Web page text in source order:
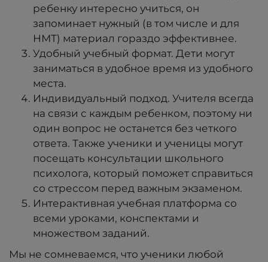
ребенку интересно учиться, он
запоминает нужный (в том числе и для
НМТ) материал гораздо эффективнее.
Удобный учебный формат. Дети могут
заниматься в удобное время из удобного
места.
Индивидуальный подход. Учителя всегда
на связи с каждым ребенком, поэтому ни
один вопрос не останется без четкого
ответа. Также ученики и ученицы могут
посещать консультации школьного
психолога, который поможет справиться
со стрессом перед важным экзаменом.
Интерактивная учебная платформа со
всеми уроками, конспектами и
множеством заданий.
Мы не сомневаемся, что ученики любой